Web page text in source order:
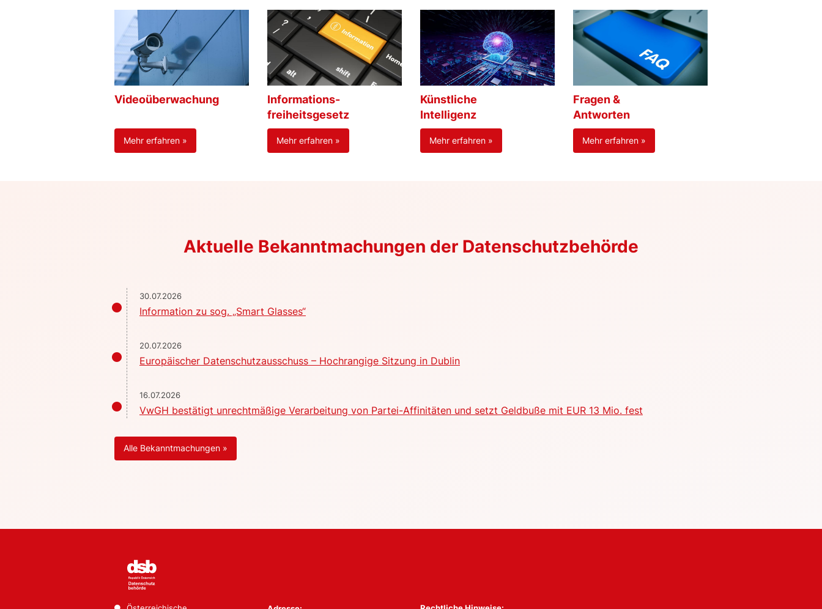
Videoüberwachung
Mehr erfahren »
Informations-
freiheitsgesetz
Mehr erfahren »
Künstliche
Intelligenz
Mehr erfahren »
Fragen &
Antworten
Mehr erfahren »
Aktuelle Bekanntmachungen der Datenschutzbehörde
30.07.2026
Information zu sog. „Smart Glasses“
20.07.2026
Europäischer Datenschutzausschuss – Hochrangige Sitzung in Dublin
16.07.2026
VwGH bestätigt unrechtmäßige Verarbeitung von Partei-Affinitäten und setzt Geldbuße mit EUR 13 Mio. fest
Alle Bekanntmachungen »